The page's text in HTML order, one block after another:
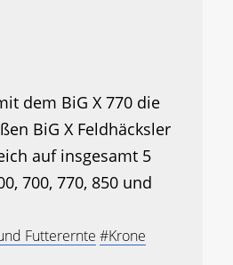
dem BiG X 770 die
BiG X Feldhäcksler
auf insgesamt 5
700, 770, 850 und
Futterernte #Krone